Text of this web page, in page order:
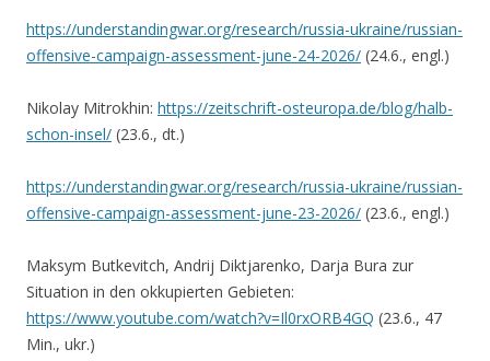
https://understandingwar.org/research/russia-ukraine/russian-
offensive-campaign-assessment-june-24-2026/ (24.6., engl.)
Nikolay Mitrokhin: https://zeitschrift-osteuropa.de/blog/halb-
schon-insel/ (23.6., dt.)
https://understandingwar.org/research/russia-ukraine/russian-
offensive-campaign-assessment-june-23-2026/ (23.6., engl.)
Maksym Butkevitch, Andrij Diktjarenko, Darja Bura zur
Situation in den okkupierten Gebieten:
https://www.youtube.com/watch?v=Il0rxORB4GQ (23.6., 47
Min., ukr.)